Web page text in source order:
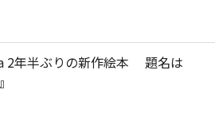
2年半ぶりの新作絵本 題名は